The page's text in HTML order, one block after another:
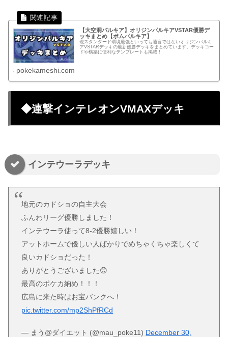
【大空洞パルキア】オリジンパルキアVSTAR優勝デ
ッキまとめ【ボムパルキア】
現スタンダード環境最強といっても過言ではないオリジンパルキ
アVSTARデッキの最新優勝デッキをまとめています。デッキコー
ドや構築に便利なテンプレートも掲載！
pokekameshi.com
◆連撃インテレオンVMAXデッキ
インテウーラデッキ
地元のカドショの自主大会
ふんわリーグ優勝しました！
インテウーラ使って8-2優勝嬉しい！
アットホームで優しい人ばかりでめちゃくちゃ楽しくて
良いカドショだった！
ありがとうございました😊
最高のポケカ納め！！！
広島に来た時はお宝バンクへ！
pic.twitter.com/mp2ShPfRCd
— まう@ダイエット (@mau_poke11) December 30,